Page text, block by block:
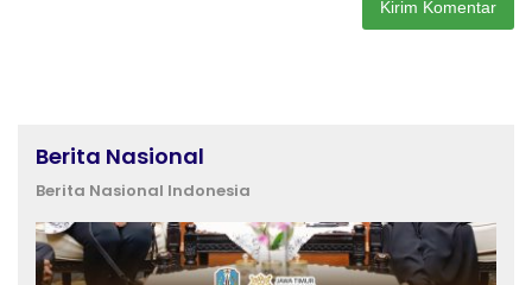
Berita Nasional
Berita Nasional Indonesia